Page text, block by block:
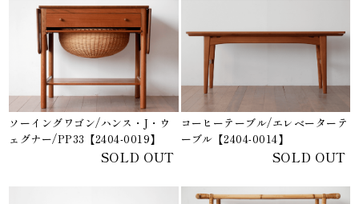
ソーイングワゴン/ハンス・J・ウ
ェグナー/PP33【2404-0019】
SOLD OUT
コーヒーテーブル/エレベーターテ
ーブル【2404-0014】
SOLD OUT